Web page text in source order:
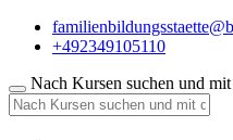
+492349105110
Nach Kursen suchen und